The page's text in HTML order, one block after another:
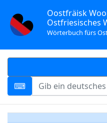
Oostfräisk
Ostfriesisches
Wörterbuch fürs